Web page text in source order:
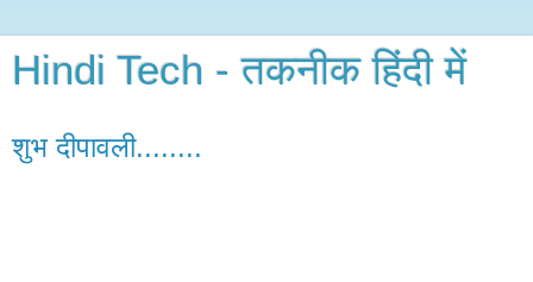
Hindi Tech - तकनीक हिंदी में
शुभ दीपावली........